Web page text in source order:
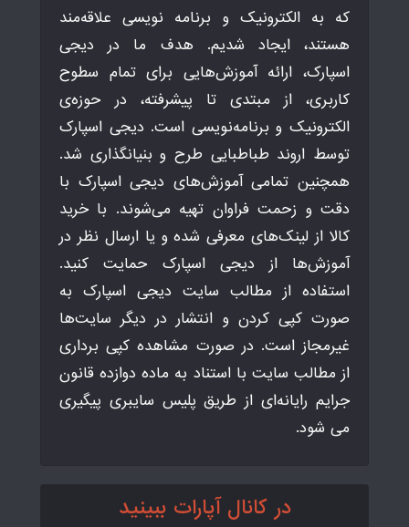
که به الکترونیک و برنامه نویسی علاقه‌مند
هستند، ایجاد شدیم. هدف ما در دیجی
اسپارک، ارائه آموزش‌هایی برای تمام سطوح
کاربری، از مبتدی تا پیشرفته، در حوزه‌ی
الکترونیک و برنامه‌نویسی است. دیجی اسپارک
توسط اروند طباطبایی طرح و بنیانگذاری شد.
همچنین تمامی آموزش‌های دیجی اسپارک با
دقت و زحمت فراوان تهیه می‌شوند. با خرید
کالا از لینک‌های معرفی شده و یا ارسال نظر در
آموزش‌ها از دیجی اسپارک حمایت کنید.
استفاده از مطالب سایت دیجی اسپارک به
صورت کپی کردن و انتشار در دیگر سایت‌ها
غیرمجاز است. در صورت مشاهده کپی برداری
از مطالب سایت با استناد به ماده دوازده قانون
جرایم رایانه‌ای از طریق پلیس سایبری پیگیری
می شود.
در کانال آپارات ببینید